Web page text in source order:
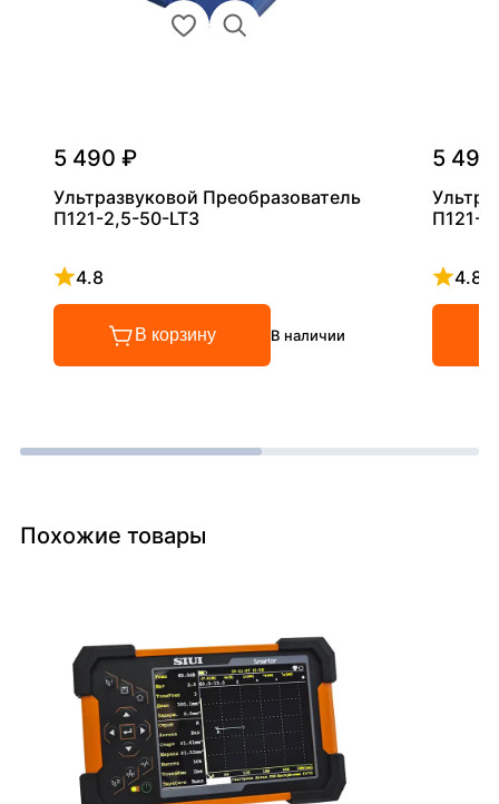
5 490 ₽
Ультразвуковой Преобразователь
П121-2,5-50-LT3
4.8
Рейтинг 4.8 из 5
В корзину В наличии
5
П121-
4.8
Похожие товары